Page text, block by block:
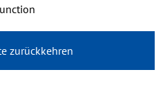
zurückkehren